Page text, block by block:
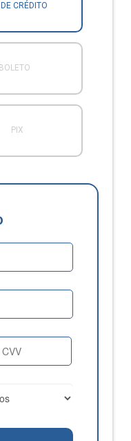
CRÉDITO
BOLETO
PIX